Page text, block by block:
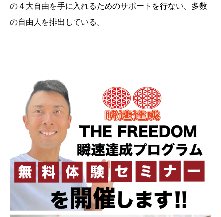
の４大自由を手に入れるためのサポートを行ない、多数
の自由人を排出している。